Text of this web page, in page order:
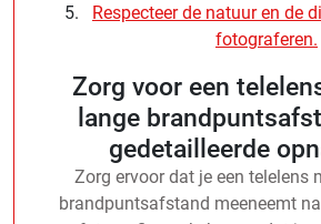
Respecteer de natuur en de
fotograferen.
Zorg voor een
lange
gedetailleerde
Zorg ervoor dat je een telelens
brandpuntsafstand meeneemt